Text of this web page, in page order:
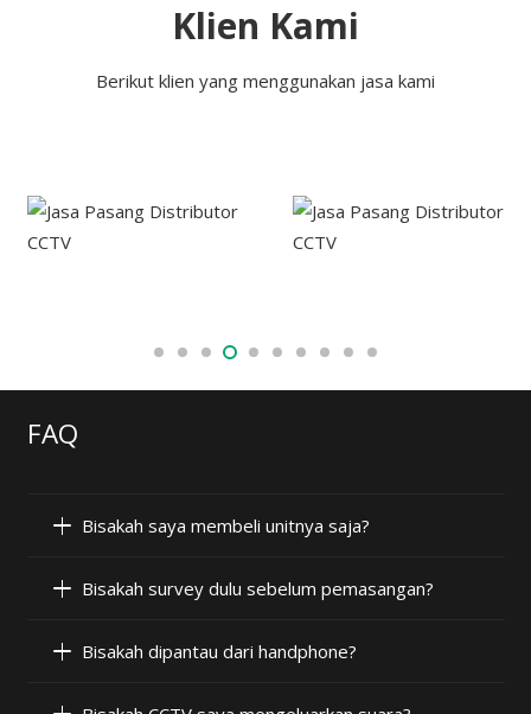
Klien Kami
Berikut klien yang menggunakan jasa kami
FAQ
Bisakah saya membeli unitnya saja?
Bisakah survey dulu sebelum pemasangan?
Bisakah dipantau dari handphone?